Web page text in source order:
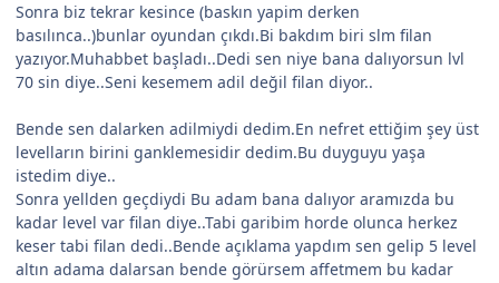
Sonra biz tekrar kesince (baskın yapim derken
basılınca..)bunlar oyundan çıkdı.Bi bakdım biri slm filan
yazıyor.Muhabbet başladı..Dedi sen niye bana dalıyorsun lvl
70 sin diye..Seni kesemem adil değil filan diyor..
Bende sen dalarken adilmiydi dedim.En nefret ettiğim şey üst
levelların birini ganklemesidir dedim.Bu duyguyu yaşa
istedim diye..
Sonra yellden geçdiydi Bu adam bana dalıyor aramızda bu
kadar level var filan diye..Tabi garibim horde olunca herkez
keser tabi filan dedi..Bende açıklama yapdım sen gelip 5 level
altın adama dalarsan bende görürsem affetmem bu kadar